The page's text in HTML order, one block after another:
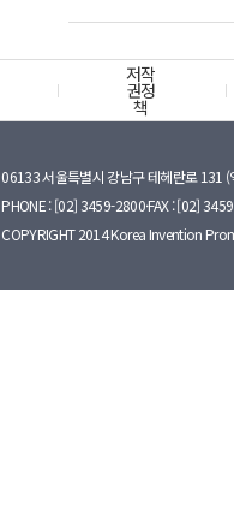
저작
권정
책
06133 서울특별시 강남구 테헤란로 131 (
PHONE : [02] 3459-2800·FAX : [02]
COPYRIGHT 2014 Korea Invention